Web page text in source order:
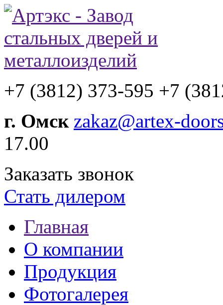
+7 (3812) 373-595 +7
г. Омск zakaz@artex-
17.00
Заказать звонок
Стать дилером
Главная
О компании
Продукция
Фотогалерея